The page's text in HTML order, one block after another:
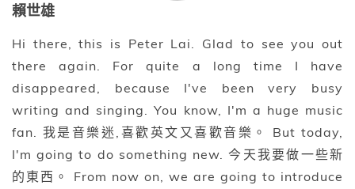
賴世雄
Hi there, this is Peter Lai. Glad to see you out
there again. For quite a long time I have
disappeared, because I've been very busy
writing and singing. You know, I'm a huge music
fan. 我是音樂迷,喜歡英文又喜歡音樂。 But today,
I'm going to do something new. 今天我要做一些新
的東西。 From now on, we are going to introduce